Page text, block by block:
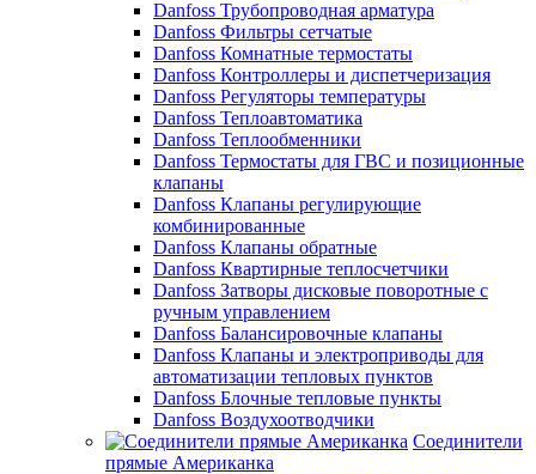
Danfoss Трубопроводная арматура
Danfoss Фильтры сетчатые
Danfoss Комнатные термостаты
Danfoss Контроллеры и диспетчеризация
Danfoss Регуляторы температуры
Danfoss Теплоавтоматика
Danfoss Теплообменники
Danfoss Термостаты для ГВС и позиционные
клапаны
Danfoss Клапаны регулирующие
комбинированные
Danfoss Клапаны обратные
Danfoss Квартирные теплосчетчики
Danfoss Затворы дисковые поворотные с
ручным управлением
Danfoss Балансировочные клапаны
Danfoss Клапаны и электроприводы для
автоматизации тепловых пунктов
Danfoss Блочные тепловые пункты
Danfoss Воздухоотводчики
Соединители
прямые Американка